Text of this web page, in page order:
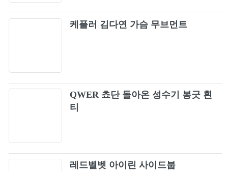
케플러 김다연 가슴 무브먼트
QWER 쵸단 돌아온 성수기 봉긋 흰
티
레드벨벳 아이린 사이드붑